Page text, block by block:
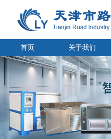
首页 关于我们